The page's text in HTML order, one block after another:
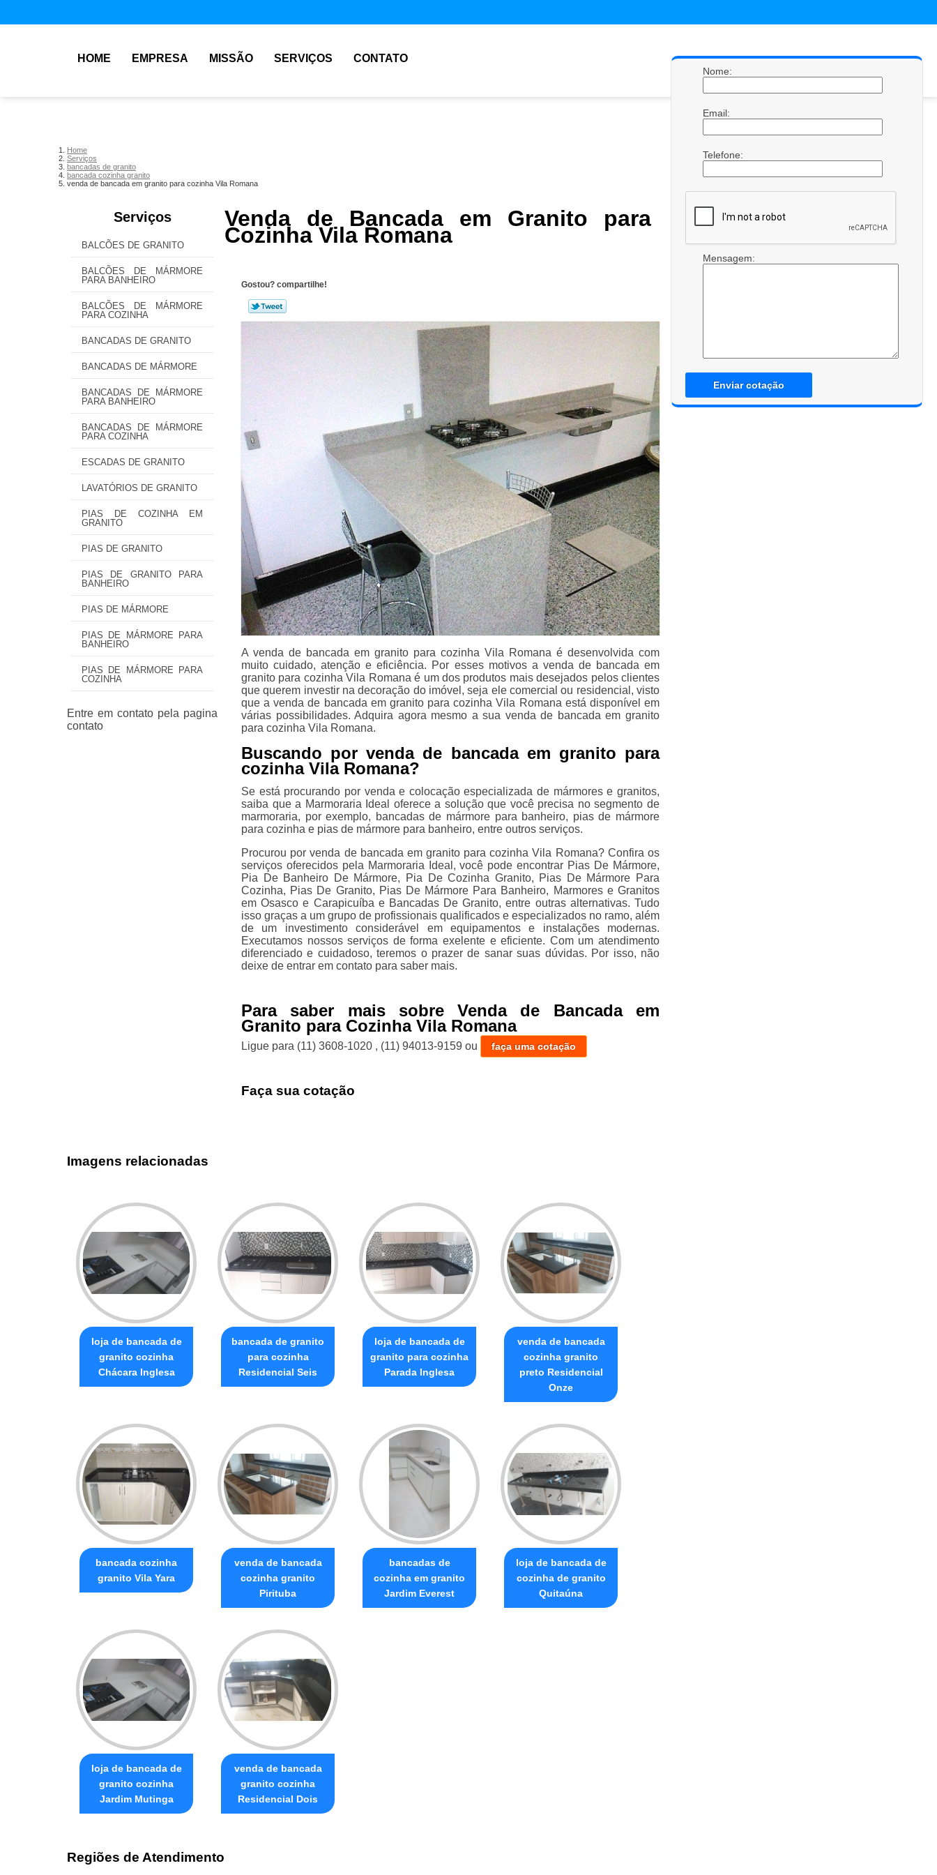
HOME EMPRESA MISSÃO SERVIÇOS CONTATO
Home
Serviços
bancadas de granito
bancada cozinha granito
venda de bancada em granito para cozinha Vila Romana
Serviços
BALCÕES DE GRANITO
BALCÕES DE MÁRMORE
PARA BANHEIRO
BALCÕES DE MÁRMORE
PARA COZINHA
BANCADAS DE GRANITO
BANCADAS DE MÁRMORE
BANCADAS DE MÁRMORE
PARA BANHEIRO
BANCADAS DE MÁRMORE
PARA COZINHA
ESCADAS DE GRANITO
LAVATÓRIOS DE GRANITO
PIAS DE COZINHA EM
GRANITO
PIAS DE GRANITO
PIAS DE GRANITO PARA
BANHEIRO
PIAS DE MÁRMORE
PIAS DE MÁRMORE PARA
BANHEIRO
PIAS DE MÁRMORE PARA
COZINHA
Venda de Bancada em Granito para
Cozinha Vila Romana
Gostou? compartilhe!
A venda de bancada em granito para cozinha Vila Romana é desenvolvida com
muito cuidado, atenção e eficiência. Por esses motivos a venda de bancada em
granito para cozinha Vila Romana é um dos produtos mais desejados pelos clientes
que querem investir na decoração do imóvel, seja ele comercial ou residencial, visto
que a venda de bancada em granito para cozinha Vila Romana está disponível em
várias possibilidades. Adquira agora mesmo a sua venda de bancada em granito
para cozinha Vila Romana.
Buscando por venda de bancada em granito para
cozinha Vila Romana?
Se está procurando por venda e colocação especializada de mármores e granitos,
saiba que a Marmoraria Ideal oferece a solução que você precisa no segmento de
marmoraria, por exemplo, bancadas de mármore para banheiro, pias de mármore
para cozinha e pias de mármore para banheiro, entre outros serviços.
Procurou por venda de bancada em granito para cozinha Vila Romana? Confira os
serviços oferecidos pela Marmoraria Ideal, você pode encontrar Pias De Mármore,
Pia De Banheiro De Mármore, Pia De Cozinha Granito, Pias De Mármore Para
Cozinha, Pias De Granito, Pias De Mármore Para Banheiro, Marmores e Granitos
em Osasco e Carapicuíba e Bancadas De Granito, entre outras alternativas. Tudo
isso graças a um grupo de profissionais qualificados e especializados no ramo, além
de um investimento considerável em equipamentos e instalações modernas.
Executamos nossos serviços de forma exelente e eficiente. Com um atendimento
diferenciado e cuidadoso, teremos o prazer de sanar suas dúvidas. Por isso, não
deixe de entrar em contato para saber mais.
Para saber mais sobre Venda de Bancada em
Granito para Cozinha Vila Romana
Ligue para (11) 3608-1020 , (11) 94013-9159 ou faça uma cotação
Faça sua cotação
Nome:
Email:
Telefone:
Mensagem:
Enviar cotação
Imagens relacionadas
loja de bancada de
granito cozinha
Chácara Inglesa
bancada de granito
para cozinha
Residencial Seis
loja de bancada de
granito para cozinha
Parada Inglesa
venda de bancada
cozinha granito
preto Residencial
Onze
bancada cozinha
granito Vila Yara
venda de bancada
cozinha granito
Pirituba
bancadas de
cozinha em granito
Jardim Everest
loja de bancada de
cozinha de granito
Quitaúna
loja de bancada de
granito cozinha
Jardim Mutinga
venda de bancada
granito cozinha
Residencial Dois
Regiões de Atendimento